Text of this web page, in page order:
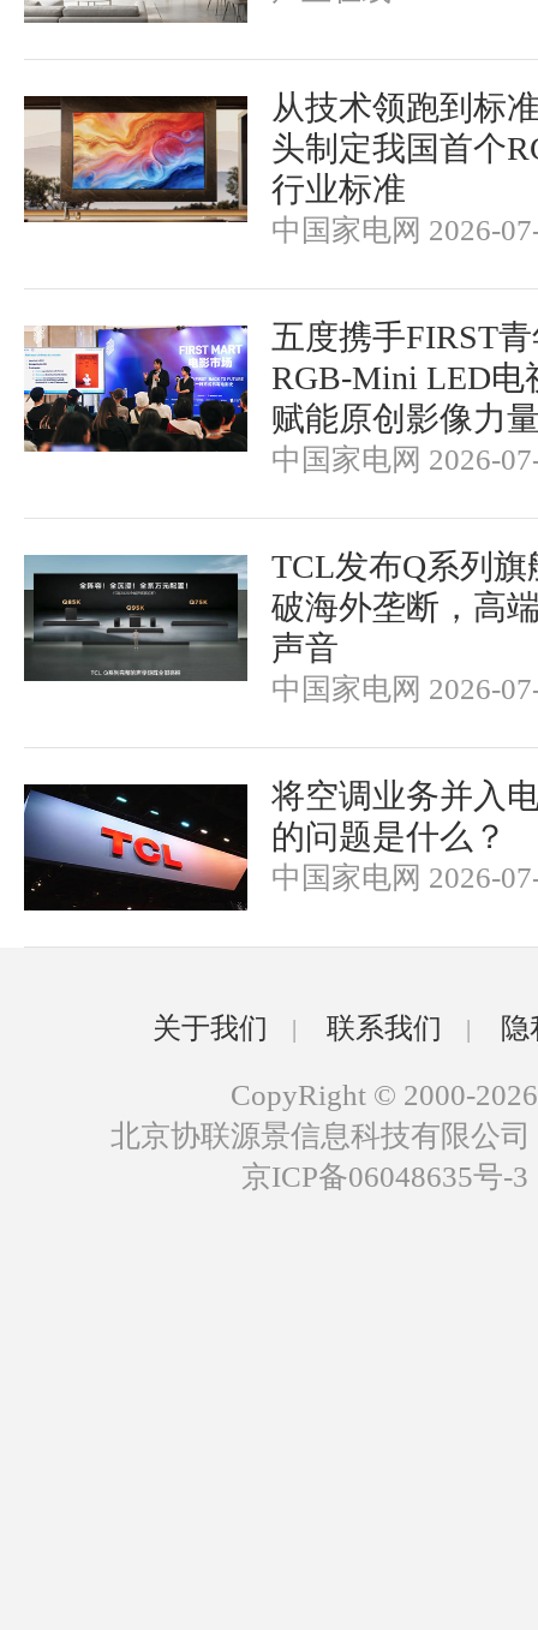
从技术领跑到标
头制定我国首个
行业标准
中国家电网 2026-
五度携手FIRST
RGB-Mini LED电
赋能原创影像力
中国家电网 2026-
TCL发布Q系列
破海外垄断，高
声音
中国家电网 2026-
将空调业务并入
的问题是什么？
中国家电网 2026-
关于我们 联系我们
CopyRight © 2000-2026
北京协联源景信息科技有限公
京ICP备06048635号-3